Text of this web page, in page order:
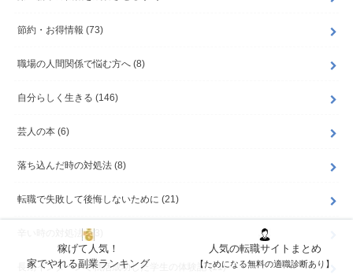
節約・お得情報 (73)
職場の人間関係で悩む方へ (8)
自分らしく生きる (146)
芸人の本 (6)
落ち込んだ時の対処法 (8)
転職で失敗して後悔しないために (21)
辛い時の対処法(13)
長期インターンで就活成功した学生の体験記(11)
稼げて人気！
家でやれる副業ランキング
人気の転職サイトまとめ
【ためになる無料の適職診断あり】